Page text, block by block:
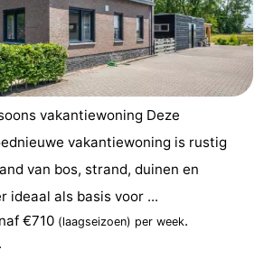
vakantiewoning Deze
vakantiewoning is rustig
van bos, strand, duinen en
ideaal als basis voor ...
€710 (laagseizoen) per week.